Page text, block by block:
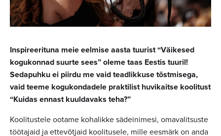
Inspireerituna meie eelmise aasta tuurist “Väikesed
kogukonnad suurte sees” oleme taas Eestis tuuril!
Sedapuhku ei piirdu me vaid teadlikkuse tõstmisega,
vaid teeme kogukondadele praktilist huvikaitse koolitust
“Kuidas ennast kuuldavaks teha?”
Koolitustele ootame kohalikke sädeinimesi, omavalitsuste
töötajaid ja ettevõtjaid koolitusele, mille eesmärk on anda